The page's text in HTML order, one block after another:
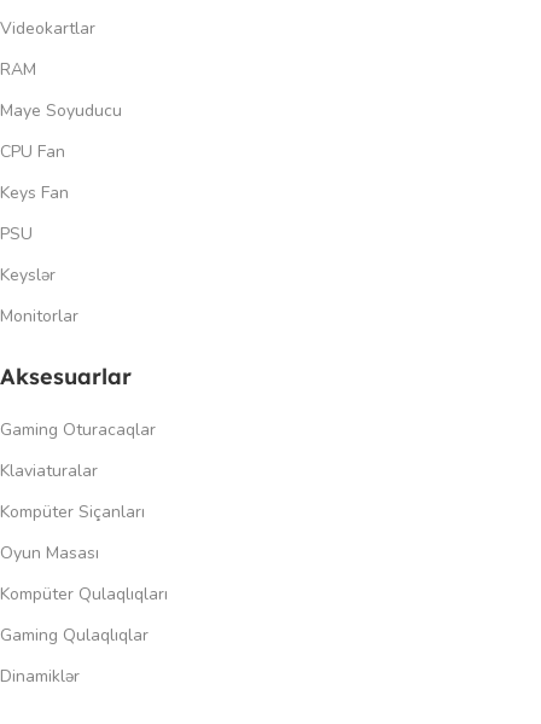
Videokartlar
RAM
Maye Soyuducu
CPU Fan
Keys Fan
PSU
Keyslər
Monitorlar
Aksesuarlar
Gaming Oturacaqlar
Klaviaturalar
Kompüter Siçanları
Oyun Masası
Kompüter Qulaqlıqları
Gaming Qulaqlıqlar
Dinamiklər